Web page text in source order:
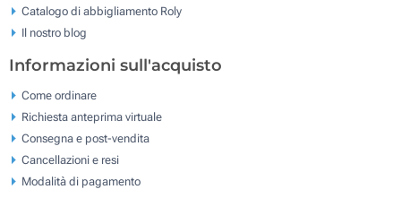
Catalogo di abbigliamento Roly
Il nostro blog
Informazioni sull'acquisto
Come ordinare
Richiesta anteprima virtuale
Consegna e post-vendita
Cancellazioni e resi
Modalità di pagamento